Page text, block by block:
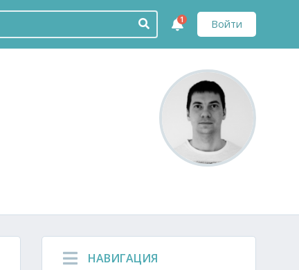
Войти
1
НАВИГАЦИЯ